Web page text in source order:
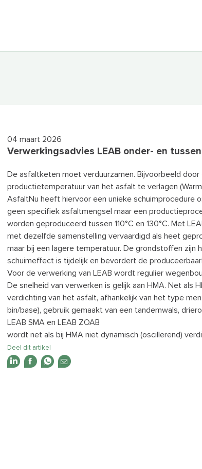
04 maart 2026
Verwerkingsadvies LEAB onder- en
De asfaltketen moet verduurzamen. Bijvoorbeeld door
productietemperatuur van het asfalt te verlagen
AsfaltNu heeft hiervoor een unieke schuimprocedure
geen specifiek asfaltmengsel maar een
worden geproduceerd tussen 110°C en 130°C. Met
met dezelfde samenstelling vervaardigd als heet
maar bij een lagere temperatuur. De grondstoffen zijn
schuimeffect is tijdelijk en bevordert de
Voor de verwerking van LEAB wordt regulier
De snelheid van verwerken is gelijk aan HMA. Net als
verdichting van het asfalt, afhankelijk van het type
bin/base), gebruik gemaakt van een tandemwals,
LEAB SMA en LEAB ZOAB
wordt net als bij HMA niet dynamisch (oscillerend)
Deel dit artikel